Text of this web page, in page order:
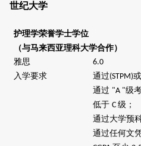
世纪大学
护理学荣誉学士学位
（与马来西亚理科大学合作）
雅思
6.0
入学要求
通过(STPM)或
通过 "A "级
低于 C 级；
通过大学预
通过任何文